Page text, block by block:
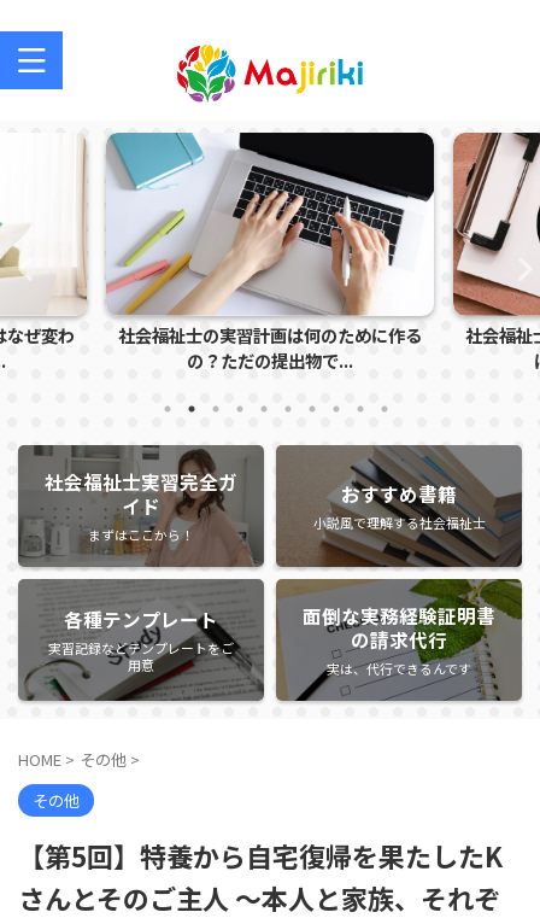
めに作る
社会福祉士実習で怒られる学生の特徴と
は？指導者に注意さ...
社会福
社会福祉士実習完全ガ
イド
まずはここから！
おすすめ書籍
小説風で理解する社会福祉士
各種テンプレート
実習記録などテンプレートをご
用意
面倒な実務経験証明書
の請求代行
実は、代行できるんです
HOME > その他 >
その他
【第5回】特養から自宅復帰を果たしたK
さんとそのご主人 ～本人と家族、それぞ